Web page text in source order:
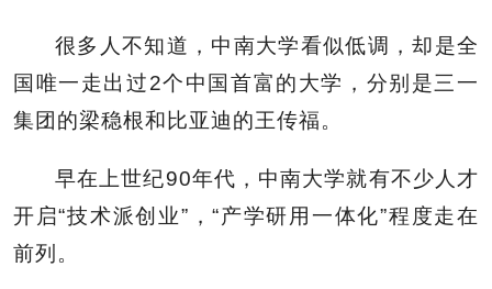
很多人不知道，中南大学看似低调，却是全
国唯一走出过2个中国首富的大学，分别是三一
集团的梁稳根和比亚迪的王传福。
早在上世纪90年代，中南大学就有不少人才
开启“技术派创业”，“产学研用一体化”程度走在
前列。